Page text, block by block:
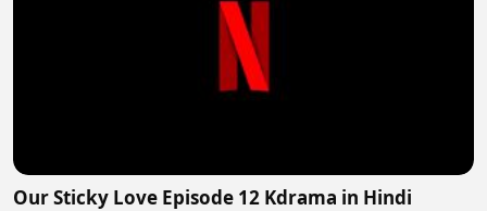
Our Sticky Love Episode 12 Kdrama in Hindi